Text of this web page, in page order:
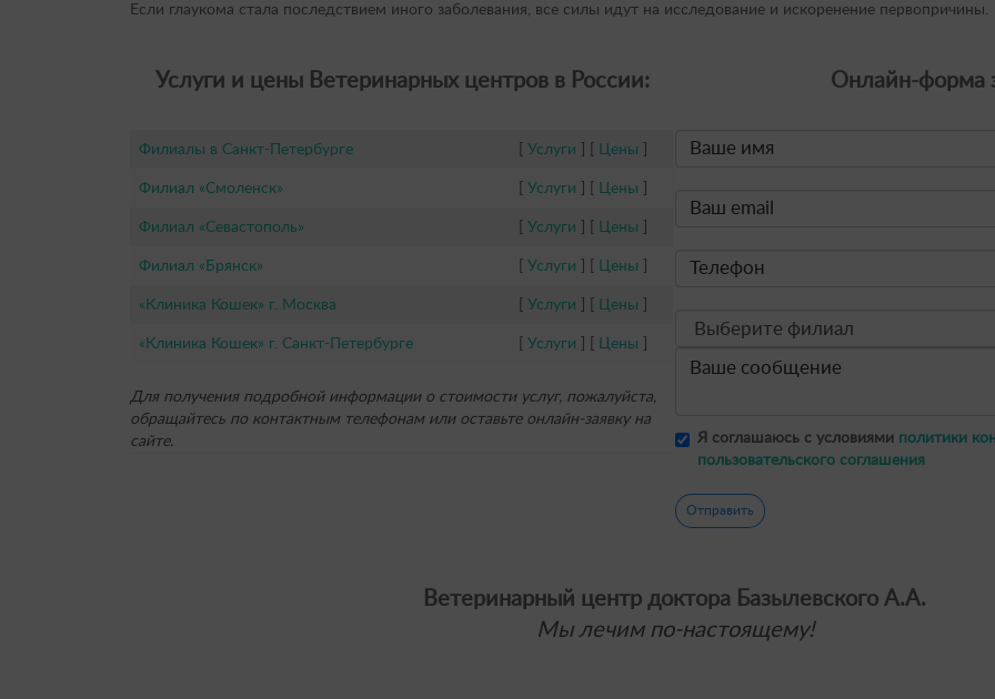
Если глаукома стала последствием иного заболевания, все силы идут на исследование и искоренение первопричины.
Услуги и цены Ветеринарных центров в России:
Филиалы в Санкт-Петербурге Услуги Цены
Филиал «Смоленск» Услуги Цены
Филиал «Севастополь» Услуги Цены
Филиал «Брянск» Услуги Цены
«Клиника Кошек» г. Москва Услуги Цены
«Клиника Кошек» г. Санкт-Петербурге Услуги Цены
Для получения подробной информации о стоимости услуг, пожалуйста,
обращайтесь по контактным телефонам или оставьте онлайн-заявку на
сайте.
Онлайн-форма
Я соглашаюсь с условиями политики
пользовательского соглашения
Отправить
Ветеринарный центр доктора Базылевского А.А.
Мы лечим по-настоящему!